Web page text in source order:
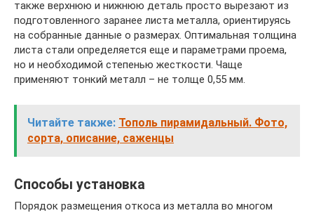
также верхнюю и нижнюю деталь просто вырезают из
подготовленного заранее листа металла, ориентируясь
на собранные данные о размерах. Оптимальная толщина
листа стали определяется еще и параметрами проема,
но и необходимой степенью жесткости. Чаще
применяют тонкий металл – не толще 0,55 мм.
Читайте также: Тополь пирамидальный. Фото,
сорта, описание, саженцы
Способы установка
Порядок размещения откоса из металла во многом